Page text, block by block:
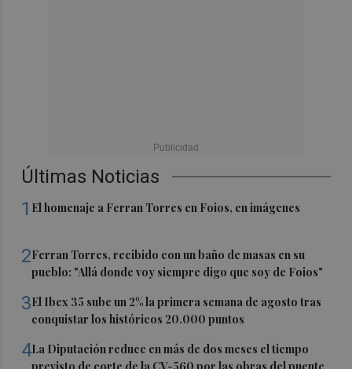
Últimas Noticias
1 El homenaje a Ferran Torres en Foios, en imágenes
2Ferran Torres, recibido con un baño de masas en su
pueblo: "Allá donde voy siempre digo que soy de Foios"
3El Ibex 35 sube un 2% la primera semana de agosto tras
conquistar los históricos 20.000 puntos
4La Diputación reduce en más de dos meses el tiempo
previsto de corte de la CV-560 por las obras del puente